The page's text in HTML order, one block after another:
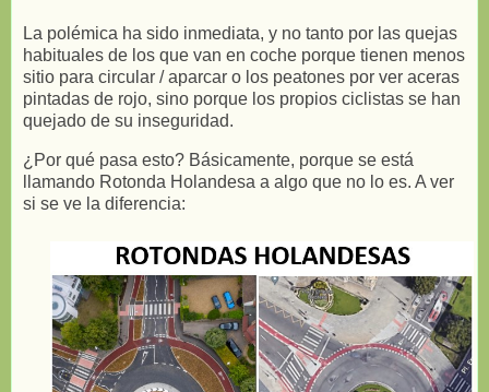
La polémica ha sido inmediata, y no tanto por las quejas
habituales de los que van en coche porque tienen menos
sitio para circular / aparcar o los peatones por ver aceras
pintadas de rojo, sino porque los propios ciclistas se han
quejado de su inseguridad.
¿Por qué pasa esto? Básicamente, porque se está
llamando Rotonda Holandesa a algo que no lo es. A ver
si se ve la diferencia: